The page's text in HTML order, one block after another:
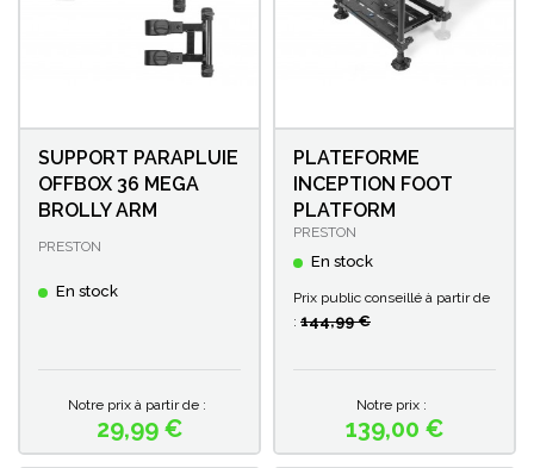
SUPPORT PARAPLUIE
OFFBOX 36 MEGA
BROLLY ARM
PRESTON
En stock
Prix
Notre prix à partir de :
29,99 €
PLATEFORME
INCEPTION FOOT
PLATFORM
PRESTON
En stock
Prix public conseillé à partir de
: 144,99 €
Prix
Notre prix :
139,00 €